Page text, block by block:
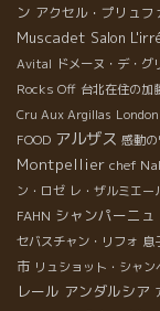
ン アクセル・プリュフ
Muscadet Salon
Avital ドメーヌ・デ・グ
Rocks Off 台北在住の加
Cru Aux Argillas
FOOD アルザス 感動
Montpellier chef
ン・ロゼ レ・ザルミエー
FAHN シャンパーニ
セバスチャン・リフォ 息
市 リュショット・シャン
レール アンダルシア